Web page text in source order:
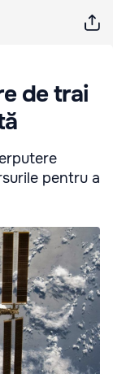
de trai
pentru a